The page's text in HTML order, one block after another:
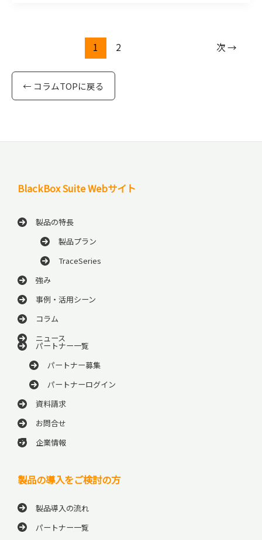
1 2 次→
← コラムTOPに戻る
BlackBox Suite Webサイト
製品の特長
製品プラン
TraceSeries
強み
事例・活用シーン
コラム
ニュース
パートナー一覧
パートナー募集
パートナーログイン
資料請求
お問合せ
企業情報
製品の導入をご検討の方
製品導入の流れ
パートナー一覧